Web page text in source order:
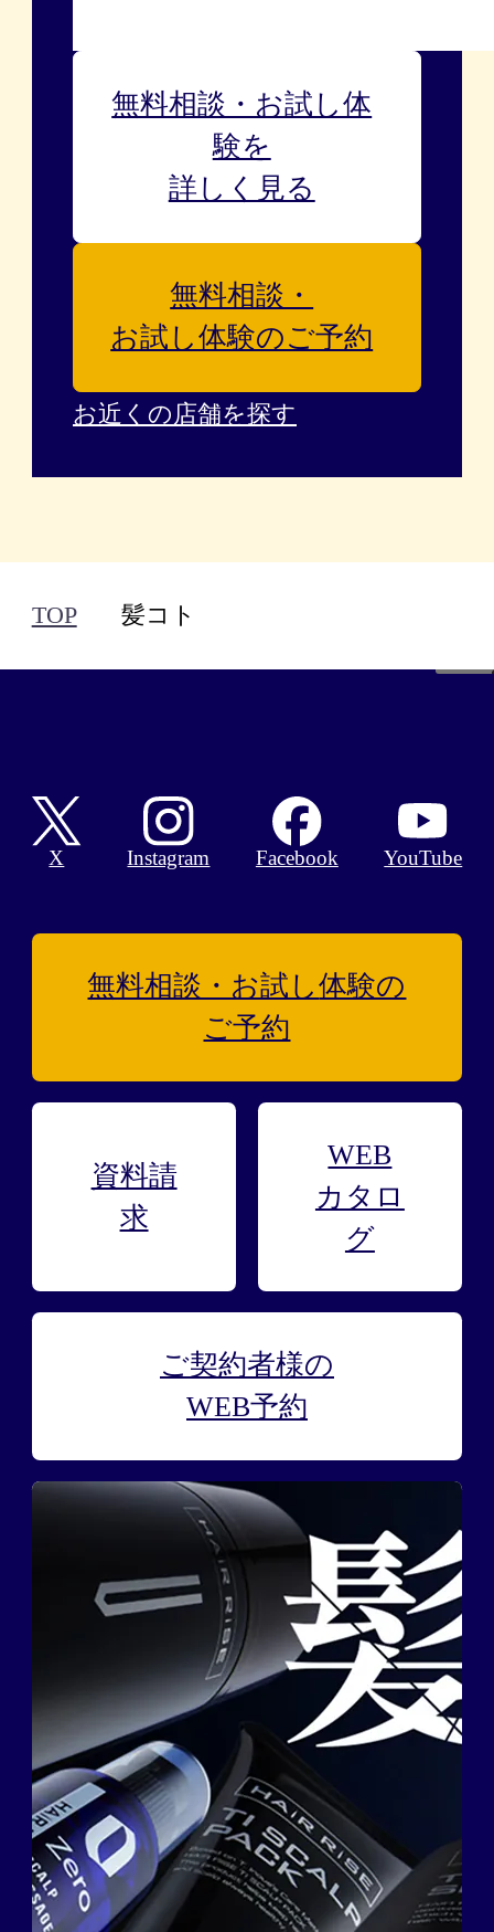
無料相談・お試し体
験を
詳しく見る
無料相談・
お試し体験のご予約
お近くの店舗を探す
TOP 髪コト
X Instagram Facebook YouTube
無料相談・お試し体験の
ご予約
資料請
求
WEB
カタロ
グ
ご契約者様の
WEB予約